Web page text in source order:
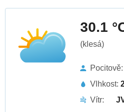
30.1
(klesá)
Pocitově:
Vlhkost:
Vítr: